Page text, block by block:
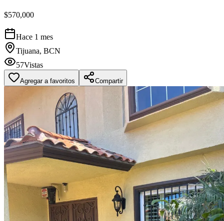
$570,000
Hace 1 mes
Tijuana, BCN
57Vistas
Agregar a favoritos Compartir